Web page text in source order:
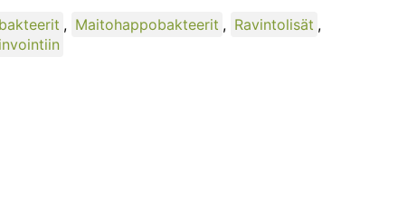
, Maitohappobakteerit , Ravintolisät ,